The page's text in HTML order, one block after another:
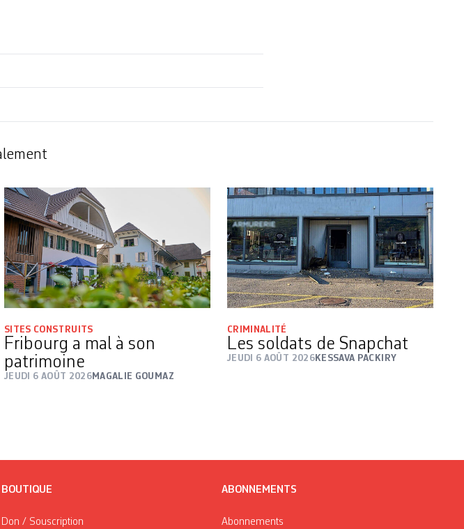
SITES CONSTRUITS
Fribourg a mal à son
patrimoine
JEUDI 6 AOÛT 2026MAGALIE GOUMAZ
CRIMINALITÉ
Les soldats de Snapchat
JEUDI 6 AOÛT 2026KESSAVA PACKIRY
BOUTIQUE
Don / Souscription
ABONNEMENTS
Abonnements